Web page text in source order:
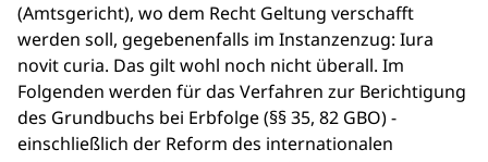
(Amtsgericht), wo dem Recht Geltung verschafft
werden soll, gegebenenfalls im Instanzenzug: Iura
novit curia. Das gilt wohl noch nicht überall. Im
Folgenden werden für das Verfahren zur Berichtigung
des Grundbuchs bei Erbfolge (§§ 35, 82 GBO) -
einschließlich der Reform des internationalen